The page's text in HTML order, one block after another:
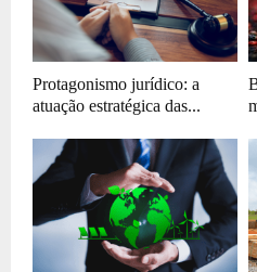
Protagonismo jurídico: a
atuação estratégica das...